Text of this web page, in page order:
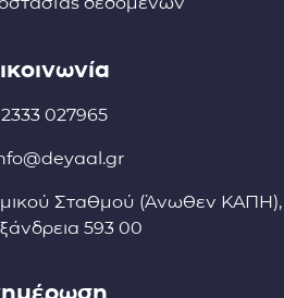
2333 027965
Σταθμού (Άνωθεν ΚΑΠΗ),
593 00